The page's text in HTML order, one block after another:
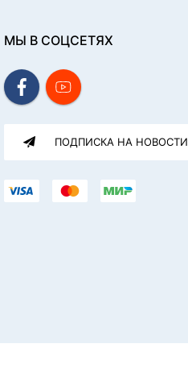
МЫ В СОЦСЕТЯХ
ПОДПИСКА НА НОВОСТИ